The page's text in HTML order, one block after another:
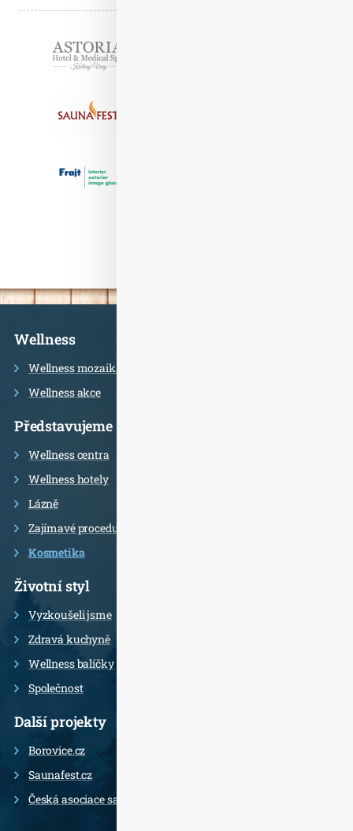
Informace
Wellness
Wellness mozaika
Wellness akce
Představujeme
Wellness centra
Wellness hotely
Lázně
Zajímavé procedury
Kosmetika
Životní styl
Vyzkoušeli jsme
Zdravá kuchyně
Wellness balíčky
Společnost
Další projekty
Borovice.cz
Saunafest.cz
Česká asociace saunérů